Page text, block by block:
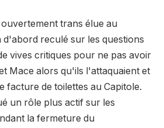
trans élue au
d'abord reculé sur les questions
vives critiques pour ne pas avoir
Mace alors qu'ils l'attaquaient et
facture de toilettes au Capitole.
un rôle plus actif sur les
la fermeture du